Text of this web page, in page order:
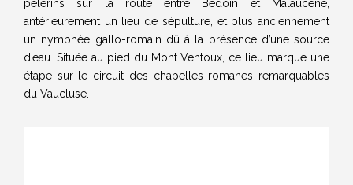
pèlerins sur la route entre Bédoin et Malaucène,
antérieurement un lieu de sépulture, et plus anciennement
un nymphée gallo-romain dû à la présence d’une source
d’eau. Située au pied du Mont Ventoux, ce lieu marque une
étape sur le circuit des chapelles romanes remarquables
du Vaucluse.